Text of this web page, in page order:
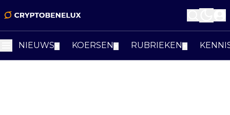
NIEUWS KOERSEN RUBRIEKEN